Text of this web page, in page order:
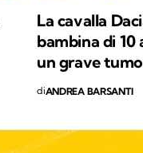
La cavalla
bambina di
un grave
diANDREA BARSANTI